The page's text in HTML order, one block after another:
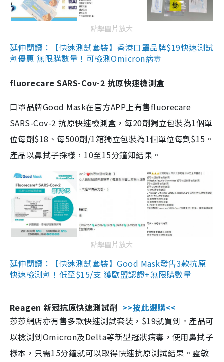
點擊圖片放大
延伸閱讀：【快速測試套裝】香港口罩品牌$19快速測試
劑優惠 無限購數量！可檢測Omicron病毒
fluorecare SARS-Cov-2 抗原快速檢測盒
口罩品牌Good Mask在官方APP上有售fluorecare
SARS-Cov-2 抗原快速檢測盒，每20劑獨立包裝為1個單
位每劑$18、每500劑/1箱獨立包裝為1個單位每劑$15。
產品以鼻拭子採樣，10至15分鐘知結果。
點擊圖片放大
延伸閱讀：【快速測試套裝】Good Mask發售3款抗原
快速檢測劑！低至$15/支 獲歐盟認證+無限購數量
Reagen 新冠抗原快速測試劑 >>按此選購<<
莎莎網店亦有售多款快速測試套裝，$19就買到。產品可
以檢測到Omicron及Delta等新型冠狀病毒，使用鼻拭子
樣本，只需15分鐘就可以取得快速抗原測試結果。靈敏